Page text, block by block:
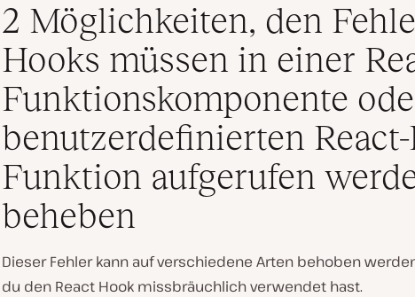
2 Möglichkeiten, den
Hooks müssen in einer
Funktionskomponente
benutzerdefinierten
Funktion aufgerufen
beheben
Dieser Fehler kann auf verschiedene Arten behoben
du den React Hook missbräuchlich verwendet hast.